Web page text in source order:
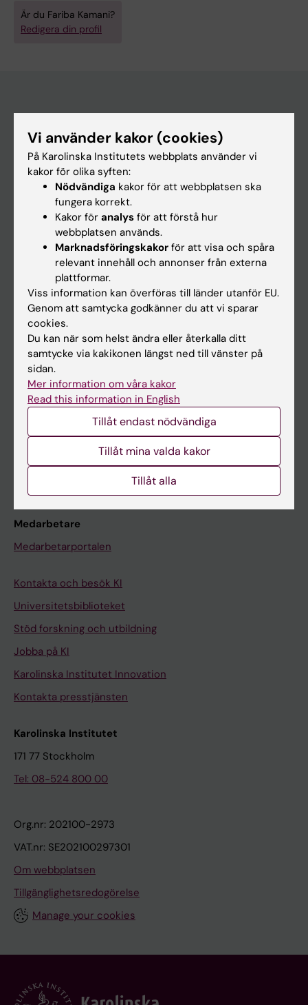
Är du Fariba Kamani?
Redigera din profil
Utbildning
Forskarutbildning
Forskning
Kalender
Student
Ladok
Canvas
Schema
Studentmejlen
Kurs- och programwebbar
Medarbetare
Medarbetarportalen
Kontakta och besök KI
Universitetsbiblioteket
Stöd forskning och utbildning
Jobba på KI
Karolinska Institutet Innovation
Kontakta presstjänsten
Karolinska Institutet
171 77 Stockholm
Tel: 08-524 800 00
Org.nr: 202100-2973
VAT.nr: SE202100297301
Om webbplatsen
Tillgänglighetsredogörelse
Manage your cookies
Vi använder kakor (cookies)
På Karolinska Institutets webbplats använder vi
kakor för olika syften:
Nödvändiga kakor för att webbplatsen ska
fungera korrekt.
Kakor för analys för att förstå hur
webbplatsen används.
Marknadsföringskakor för att visa och spåra
relevant innehåll och annonser från externa
plattformar.
Viss information kan överföras till länder utanför EU.
Genom att samtycka godkänner du att vi sparar
cookies.
Du kan när som helst ändra eller återkalla ditt
samtycke via kakikonen längst ned till vänster på
sidan.
Mer information om våra kakor
Read this information in English
Tillåt endast nödvändiga
Tillåt mina valda kakor
Tillåt alla